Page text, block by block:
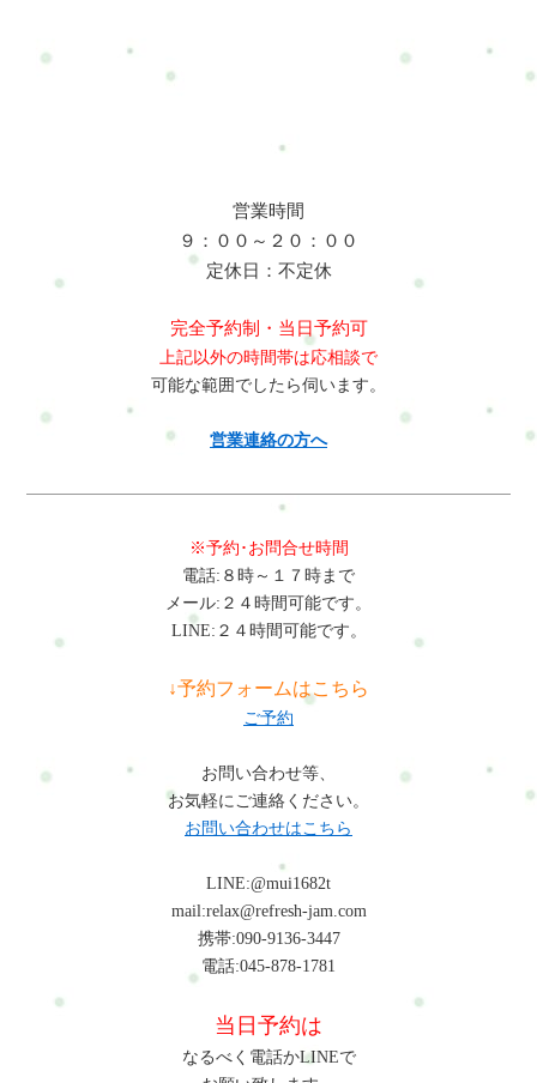
営業時間
９：００～２０：００
定休日：不定休
完全予約制・当日予約可
上記以外の時間帯は応相談で
可能な範囲でしたら伺います。
営業連絡の方へ
※予約･お問合せ時間
電話:８時～１７時まで
メール:２４時間可能です。
LINE:２４時間可能です。
↓予約フォームはこちら
ご予約
お問い合わせ等、
お気軽にご連絡ください。
お問い合わせはこちら
LINE:@mui1682t
mail:relax@refresh-jam.com
携帯:090-9136-3447
電話:045-878-1781
当日予約は
なるべく電話かLINEで